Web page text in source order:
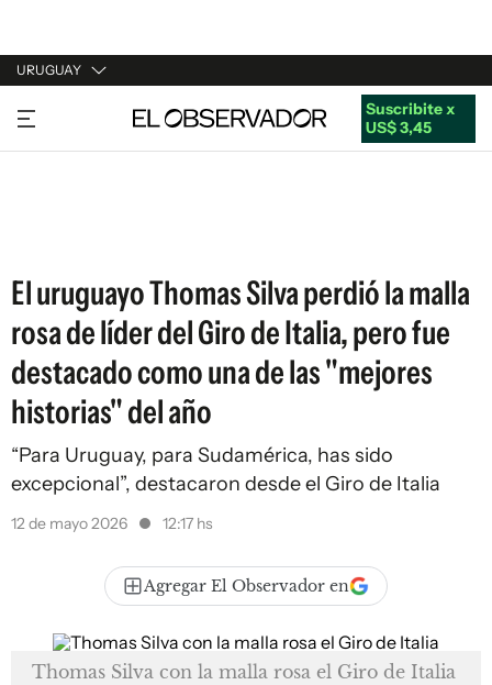
URUGUAY
URUGUAY
ARGENTINA
Suscribite x
US$ 3,45
El uruguayo Thomas Silva perdió la malla
rosa de líder del Giro de Italia, pero fue
destacado como una de las "mejores
historias" del año
“Para Uruguay, para Sudamérica, has sido
excepcional”, destacaron desde el Giro de Italia
12 de mayo 2026 12:17 hs
Agregar El Observador en
Thomas Silva con la malla rosa el Giro de Italia